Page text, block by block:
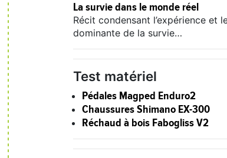
La survie dans le monde réel
Récit condensant l’expérience et
dominante de la survie…
Test matériel
Pédales Magped Enduro2
Chaussures Shimano EX-300
Réchaud à bois Fabogliss V2